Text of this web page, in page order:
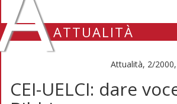
ATTUALITÀ
Attualità, 2/
CEI-UELCI: dare